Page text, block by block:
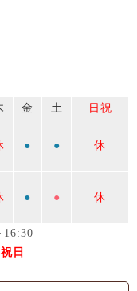
金 土
日祝
● ● 休
● ● 休
16:30
日